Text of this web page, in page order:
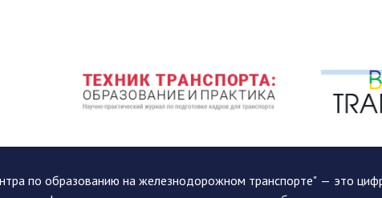
по образованию на железнодорожном транспорте" — это